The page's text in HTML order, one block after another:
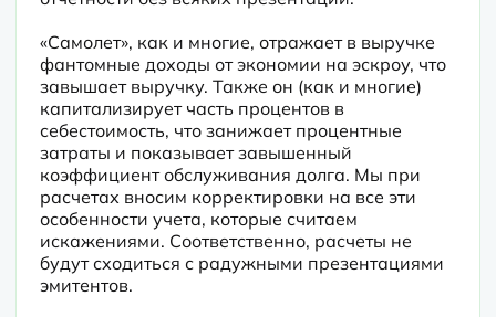
«Самолет», как и многие, отражает в выручке
фантомные доходы от экономии на эскроу, что
завышает выручку. Также он (как и многие)
капитализирует часть процентов в
себестоимость, что занижает процентные
затраты и показывает завышенный
коэффициент обслуживания долга. Мы при
расчетах вносим корректировки на все эти
особенности учета, которые считаем
искажениями. Соответственно, расчеты не
будут сходиться с радужными презентациями
эмитентов.